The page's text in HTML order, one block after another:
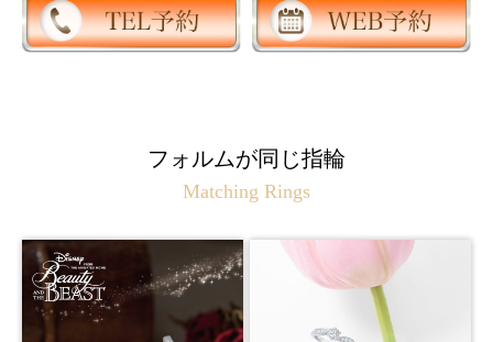
フォルムが同じ指輪
Matching Rings